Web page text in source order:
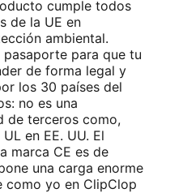
cumple todos
de la UE en
ambiental.
pasaporte para que tu
de forma legal y
los 30 países del
no es una
de terceros como,
en EE. UU. El
marca CE es de
una carga enorme
yo en ClipClop